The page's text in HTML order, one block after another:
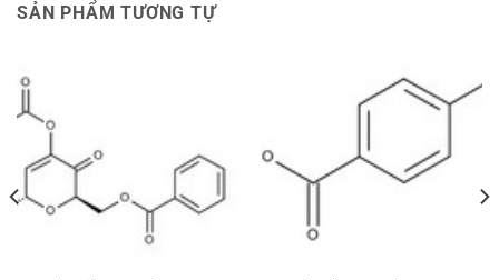
SẢN PHẨM TƯƠNG TỰ